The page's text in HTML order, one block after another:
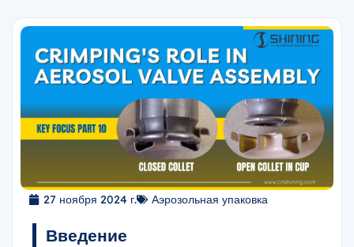
27 ноября 2024 г. Аэрозольная упаковка
Введение